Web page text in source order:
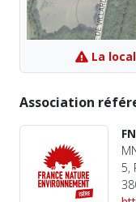
La
Association
5,